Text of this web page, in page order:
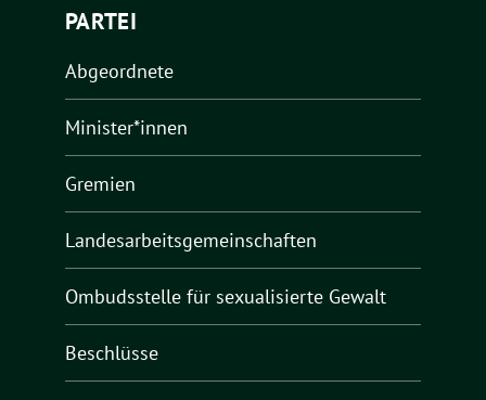
PARTEI
Abgeordnete
Minister*innen
Gremien
Landesarbeitsgemeinschaften
Ombudsstelle für sexualisierte Gewalt
Beschlüsse